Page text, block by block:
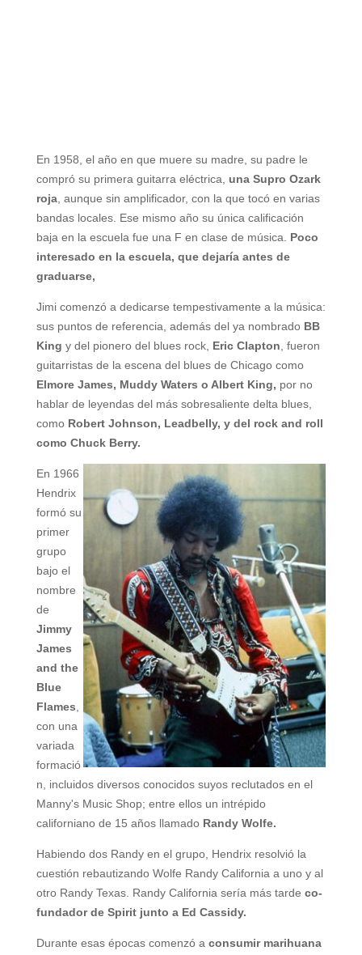
En 1958, el año en que muere su madre, su padre le
compró su primera guitarra eléctrica, una Supro Ozark
roja, aunque sin amplificador, con la que tocó en varias
bandas locales. Ese mismo año su única calificación
baja en la escuela fue una F en clase de música. Poco
interesado en la escuela, que dejaría antes de
graduarse,
Jimi comenzó a dedicarse tempestivamente a la música:
sus puntos de referencia, además del ya nombrado BB
King y del pionero del blues rock, Eric Clapton , fueron
guitarristas de la escena del blues de Chicago como
Elmore James, Muddy Waters o Albert King, por no
hablar de leyendas del más sobresaliente delta blues,
como Robert Johnson, Leadbelly, y del rock and roll
como Chuck Berry.
En 1966
Hendrix
formó su
primer
grupo
bajo el
nombre
de
Jimmy
James
and the
Blue
Flames
con una
variada
formació
n, incluidos diversos conocidos suyos reclutados en el
Manny's Music Shop; entre ellos un intrépido
californiano de 15 años llamado Randy Wolfe.
Habiendo dos Randy en el grupo, Hendrix resolvió la
cuestión rebautizando Wolfe Randy California a uno y al
otro Randy Texas. Randy California sería más tarde co-
fundador de Spirit junto a Ed Cassidy.
Durante esas épocas comenzó a consumir marihuana